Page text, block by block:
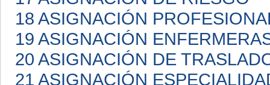
18 ASIGNACIÓN
19 ASIGNACIÓN
20 ASIGNACIÓN DE
21 ASIGNACIÓN